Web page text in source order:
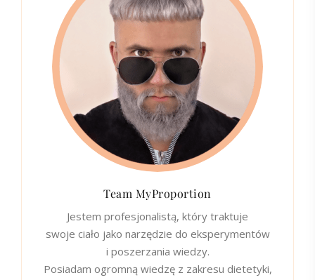
Team MyProportion
Jestem profesjonalistą, który traktuje
swoje ciało jako narzędzie do eksperymentów
i poszerzania wiedzy.
Posiadam ogromną wiedzę z zakresu dietetyki,